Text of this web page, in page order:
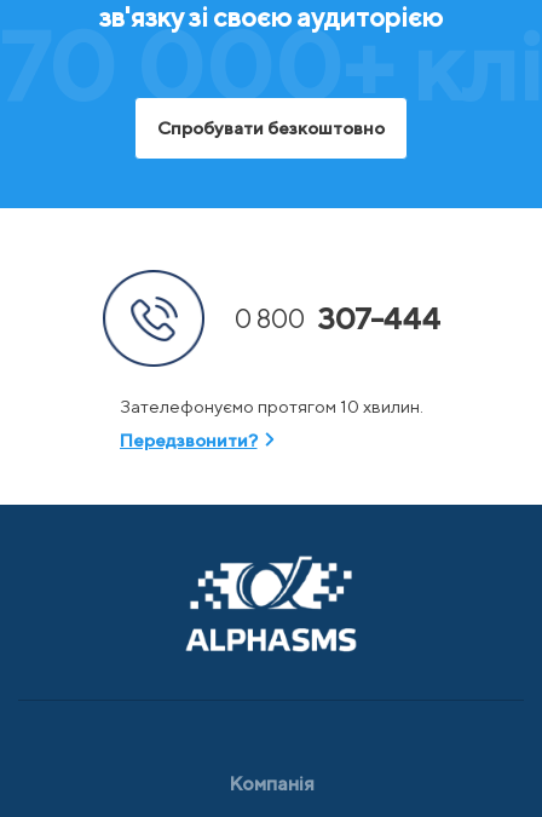
70 000+
зв'язку зі своєю аудиторією
Спробувати безкоштовно
0 800 307-444
Зателефонуємо протягом 10 хвилин.
Передзвонити?
Компанія